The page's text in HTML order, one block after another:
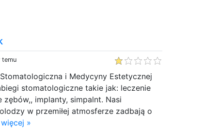
temu
i Medycyny Estetycznej
stomatologiczne takie jak: leczenie
zębów,, implanty, simpalnt. Nasi
w przemiłej atmosferze zadbają o
»